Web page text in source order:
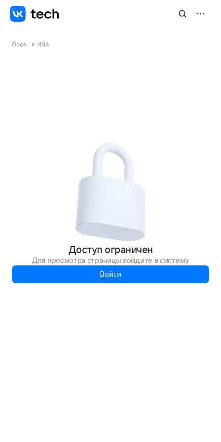
Docs 403
Доступ ограничен
Для просмотра страницы войдите в систему
Войти